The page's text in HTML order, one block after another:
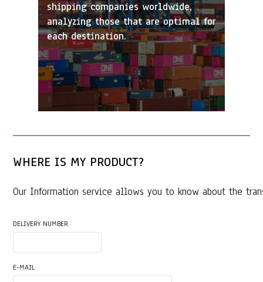
shipping companies worldwide,
analyzing those that are optimal for
each destination.
WHERE IS MY PRODUCT?
Our Information service allows you to know about the
DELIVERY NUMBER
E-MAIL